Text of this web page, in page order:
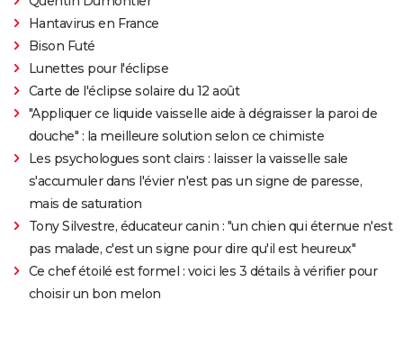
Hantavirus en France
Bison Futé
Lunettes pour l'éclipse
Carte de l'éclipse solaire du 12 août
"Appliquer ce liquide vaisselle aide à dégraisser la paroi de
douche" : la meilleure solution selon ce chimiste
Les psychologues sont clairs : laisser la vaisselle sale
s'accumuler dans l'évier n'est pas un signe de paresse,
mais de saturation
Tony Silvestre, éducateur canin : "un chien qui éternue n'est
pas malade, c'est un signe pour dire qu'il est heureux"
Ce chef étoilé est formel : voici les 3 détails à vérifier pour
choisir un bon melon